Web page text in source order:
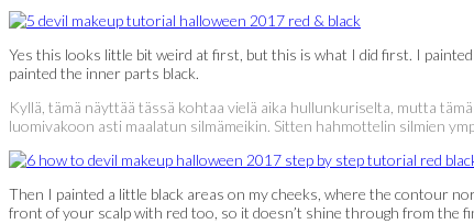
Yes this looks little bit weird at first, but this is what I did first. I
painted the inner parts black.
Kyllä, tämä näyttää tässä kohtaa vielä aika hullunkuriselta, mutta
luomivakoon asti maalatun silmämeikin. Sitten hahmottelin silmien
Then I painted a little black areas on my cheeks, where the contour
front of your scalp with red too, so it doesn’t shine through from the